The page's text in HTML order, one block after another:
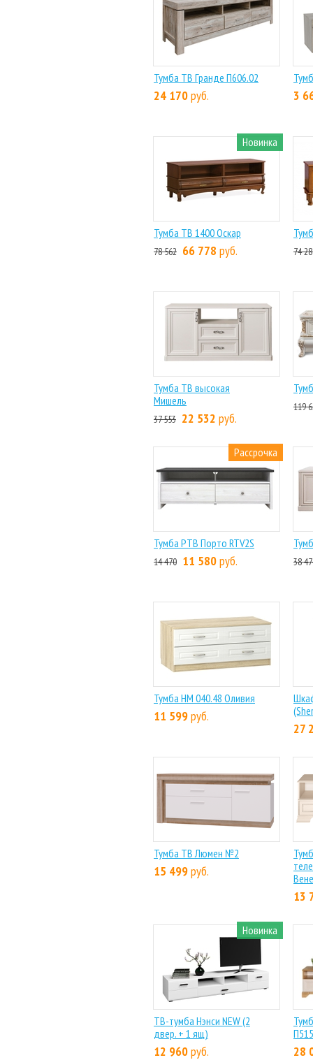
Тумба ТВ Гранде П606.02
24 170руб. 3
Новинка
Тумба ТВ 1400 Оскар
78 562 66 778 руб. 74
Тумба ТВ высокая
Мишель
37 553 22 532 руб.
119
Рассрочка
Тумба РТВ Порто RTV2S
14 470 11 580руб. 38
Тумба НМ 040.48 Оливия
11 599руб.
27
Тумба ТВ Люмен №2
15 499руб.
13
Новинка
ТВ-тумба Нэнси NEW (2
двер. + 1 ящ)
12 960руб. 28